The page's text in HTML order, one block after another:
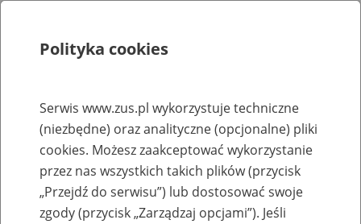
Rejestry, ewidencje i archiwa
Baza zlikwidowanych lub
przekształconych zakładów pracy
Polityka cookies
Serwis www.zus.pl wykorzystuje techniczne
(niezbędne) oraz analityczne (opcjonalne) pliki
cookies. Możesz zaakceptować wykorzystanie
przez nas wszystkich takich plików (przycisk
„Przejdź do serwisu”) lub dostosować swoje
zgody (przycisk „Zarządzaj opcjami”). Jeśli